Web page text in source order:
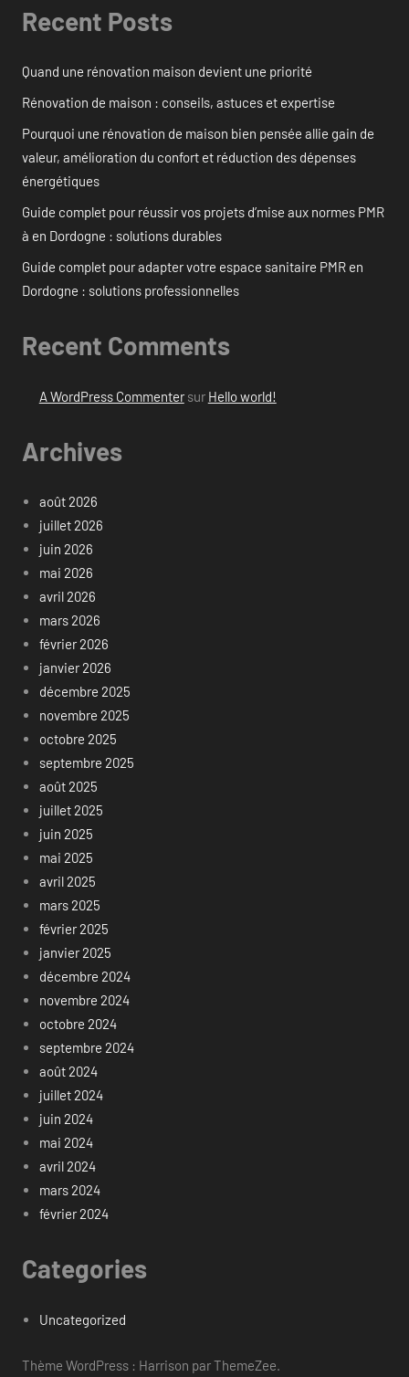
Recent Posts
Quand une rénovation maison devient une priorité
Rénovation de maison : conseils, astuces et expertise
Pourquoi une rénovation de maison bien pensée allie gain de
valeur, amélioration du confort et réduction des dépenses
énergétiques
Guide complet pour réussir vos projets d’mise aux normes PMR
à en Dordogne : solutions durables
Guide complet pour adapter votre espace sanitaire PMR en
Dordogne : solutions professionnelles
Recent Comments
A WordPress Commentersur Hello world!
Archives
août 2026
juillet 2026
juin 2026
mai 2026
avril 2026
mars 2026
février 2026
janvier 2026
décembre 2025
novembre 2025
octobre 2025
septembre 2025
août 2025
juillet 2025
juin 2025
mai 2025
avril 2025
mars 2025
février 2025
janvier 2025
décembre 2024
novembre 2024
octobre 2024
septembre 2024
août 2024
juillet 2024
juin 2024
mai 2024
avril 2024
mars 2024
février 2024
Categories
Uncategorized
Thème WordPress : Harrison par ThemeZee.